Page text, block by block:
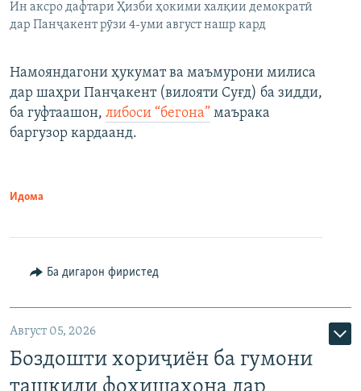
Ин аксро дафтари Ҳизби ҳокими халқии демократӣ
дар Панҷакент рӯзи 4-уми август нашр кард
Намояндагони ҳукумат ва маъмурони милиса
дар шаҳри Панҷакент (вилояти Суғд) ба зидди,
ба гуфтаашон, либоси “бегона” маърака
баргузор кардаанд.
Идома
Ба дигарон фиристед
Август 05, 2026
Боздошти хориҷиён ба гумони